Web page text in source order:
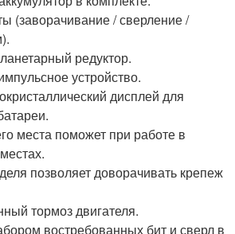
(заворачивание / сверление /
редуктор.
устройство.
дисплей для
места поможет при работе в
позволяет доворачивать крепеж
тормоз двигателя.
востребованных бит и сверл в